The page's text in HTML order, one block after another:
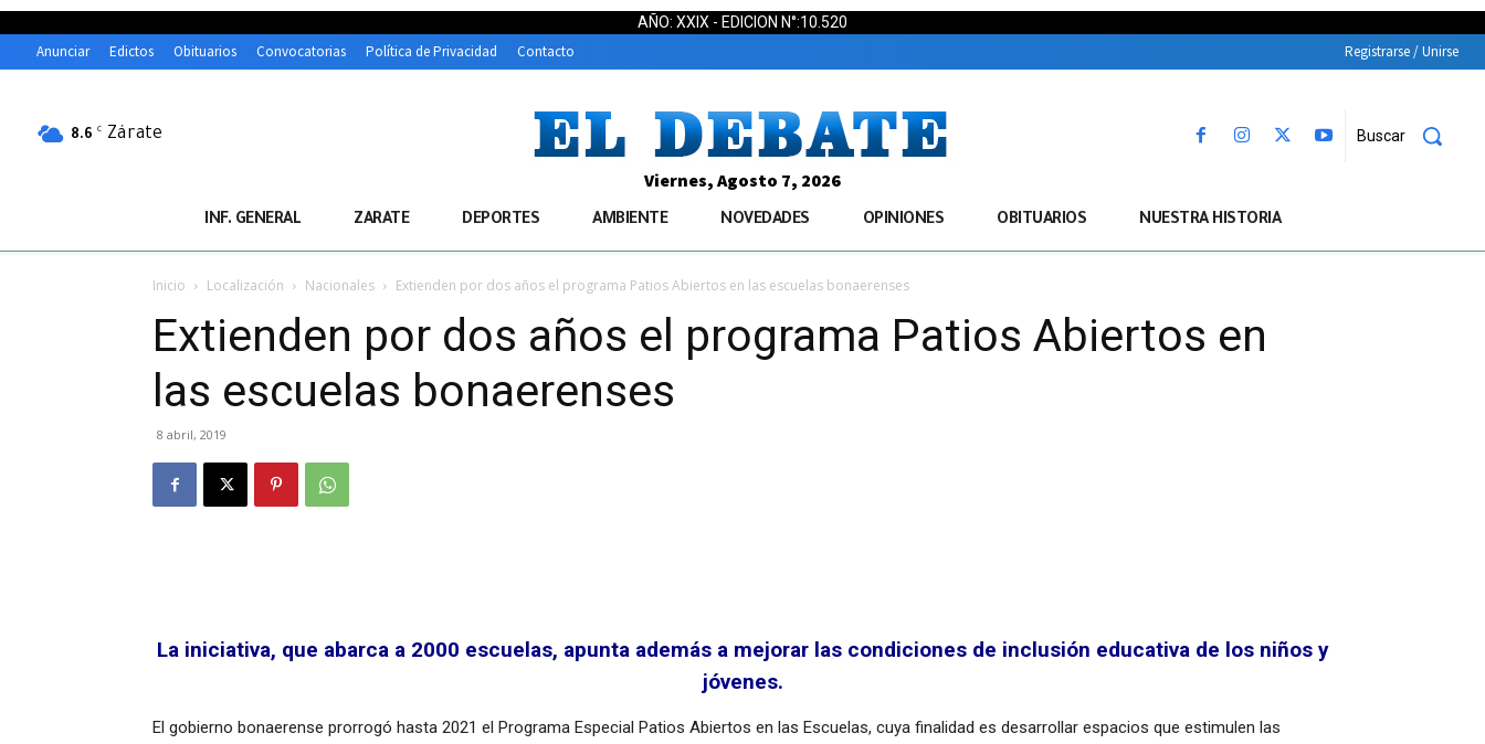
AÑO: XXIX - EDICION N°:10.520
Anunciar Edictos Obituarios Convocatorias Política de Privacidad Contacto Registrarse / Unirse
8.6 C Zárate Buscar
Viernes, Agosto 7, 2026
INF. GENERAL ZARATE DEPORTES AMBIENTE NOVEDADES OPINIONES OBITUARIOS NUESTRA HISTORIA
Inicio Localización Nacionales Extienden por dos años el programa Patios Abiertos en las escuelas bonaerenses
Extienden por dos años el programa Patios Abiertos en
las escuelas bonaerenses
8 abril, 2019
La iniciativa, que abarca a 2000 escuelas, apunta además a mejorar las condiciones de inclusión educativa de los niños y
jóvenes.
El gobierno bonaerense prorrogó hasta 2021 el Programa Especial Patios Abiertos en las Escuelas, cuya finalidad es desarrollar espacios que estimulen las